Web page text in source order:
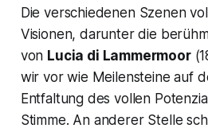
Die verschiedenen Szenen
Visionen, darunter die
von Lucia di Lammermoor
wir vor wie Meilensteine auf
Entfaltung des vollen
Stimme. An anderer Stelle